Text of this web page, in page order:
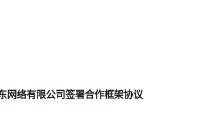
网络有限公司签署合作框架协议